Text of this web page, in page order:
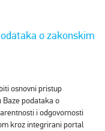
o zakonskim
osnovni pristup
Baze podataka o
i odgovornosti
kroz integrirani portal